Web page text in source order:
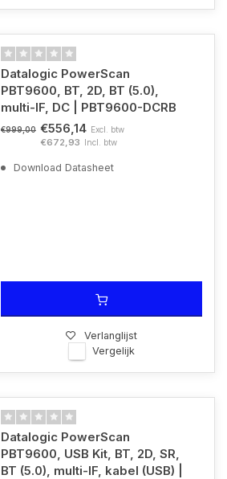
Datalogic PowerScan
PBT9600, BT, 2D, BT (5.0),
multi-IF, DC | PBT9600-DCRB
€999,00 €556,14 Excl. btw
€672,93 Incl. btw
Download Datasheet
Verlanglijst
Vergelijk
Datalogic PowerScan
PBT9600, USB Kit, BT, 2D, SR,
BT (5.0), multi-IF, kabel (USB) |